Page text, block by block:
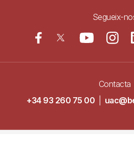
Segueix-
Contacta
+34 93 260 75 00